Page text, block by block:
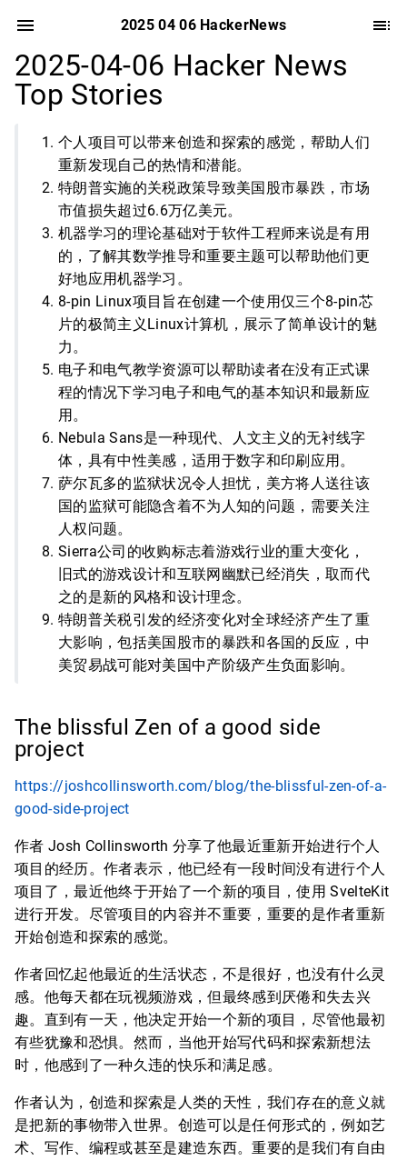
2025 04 06 HackerNews
2025-04-06 Hacker News
Top Stories
个人项目可以带来创造和探索的感觉，帮助人们
重新发现自己的热情和潜能。
特朗普实施的关税政策导致美国股市暴跌，市场
市值损失超过6.6万亿美元。
机器学习的理论基础对于软件工程师来说是有用
的，了解其数学推导和重要主题可以帮助他们更
好地应用机器学习。
8-pin Linux项目旨在创建一个使用仅三个8-pin芯
片的极简主义Linux计算机，展示了简单设计的魅
力。
电子和电气教学资源可以帮助读者在没有正式课
程的情况下学习电子和电气的基本知识和最新应
用。
Nebula Sans是一种现代、人文主义的无衬线字
体，具有中性美感，适用于数字和印刷应用。
萨尔瓦多的监狱状况令人担忧，美方将人送往该
国的监狱可能隐含着不为人知的问题，需要关注
人权问题。
Sierra公司的收购标志着游戏行业的重大变化，
旧式的游戏设计和互联网幽默已经消失，取而代
之的是新的风格和设计理念。
特朗普关税引发的经济变化对全球经济产生了重
大影响，包括美国股市的暴跌和各国的反应，中
美贸易战可能对美国中产阶级产生负面影响。
The blissful Zen of a good side
project
https://joshcollinsworth.com/blog/the-blissful-zen-of-a-
good-side-project
作者 Josh Collinsworth 分享了他最近重新开始进行个人
项目的经历。作者表示，他已经有一段时间没有进行个人
项目了，最近他终于开始了一个新的项目，使用 SvelteKit
进行开发。尽管项目的内容并不重要，重要的是作者重新
开始创造和探索的感觉。
作者回忆起他最近的生活状态，不是很好，也没有什么灵
感。他每天都在玩视频游戏，但最终感到厌倦和失去兴
趣。直到有一天，他决定开始一个新的项目，尽管他最初
有些犹豫和恐惧。然而，当他开始写代码和探索新想法
时，他感到了一种久违的快乐和满足感。
作者认为，创造和探索是人类的天性，我们存在的意义就
是把新的事物带入世界。创造可以是任何形式的，例如艺
术、写作、编程或甚至是建造东西。重要的是我们有自由